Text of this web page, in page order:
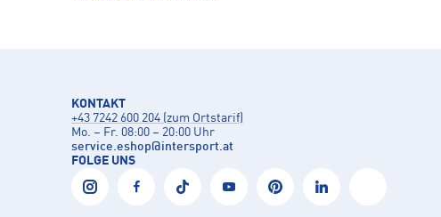
KONTAKT
+43 7242 600 204 (zum Ortstarif)
Mo. – Fr. 08:00 – 20:00 Uhr
service.eshop@intersport.at
FOLGE UNS